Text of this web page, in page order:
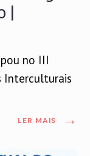
|
no III
Interculturais
LER MAIS →